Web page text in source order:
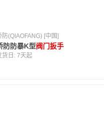
防(QIAOFANG) [中国]
防防暴K型阀门扳手
货日:7天起